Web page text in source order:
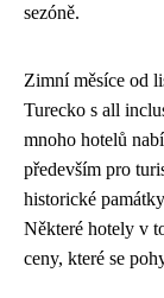
sezóně.
Zimní měsíce od
Turecko s all
mnoho hotelů
především pro
historické
Některé hotely v
ceny, které se